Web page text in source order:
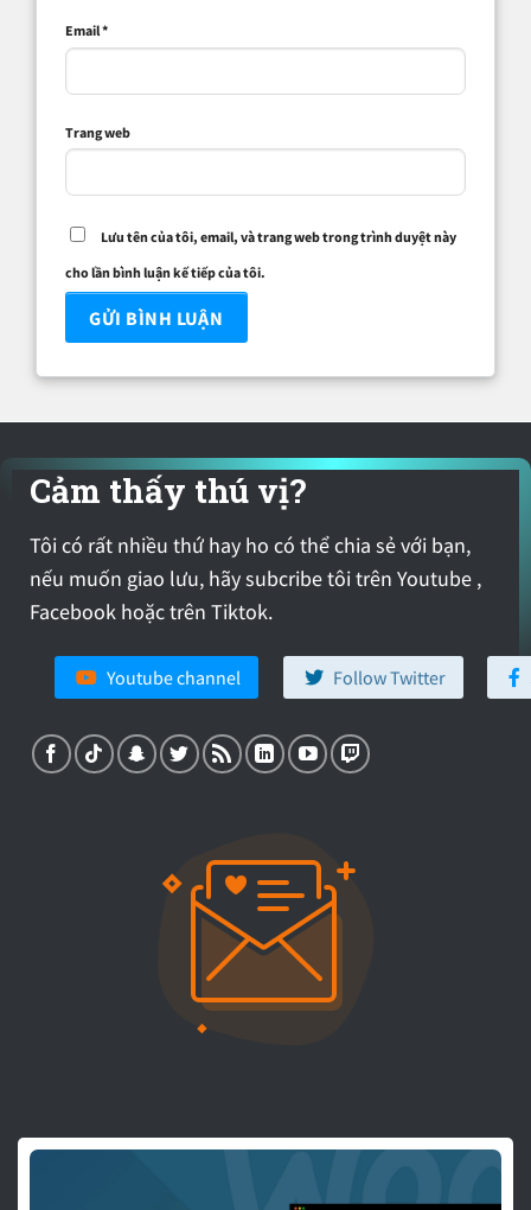
Email*
Trang web
Lưu tên của tôi, email, và trang web trong trình duyệt này
cho lần bình luận kế tiếp của tôi.
Cảm thấy thú vị?
Tôi có rất nhiều thứ hay ho có thể chia sẻ với bạn,
nếu muốn giao lưu, hãy subcribe tôi trên Youtube ,
Facebook hoặc trên Tiktok.
Youtube channel Follow Twitter